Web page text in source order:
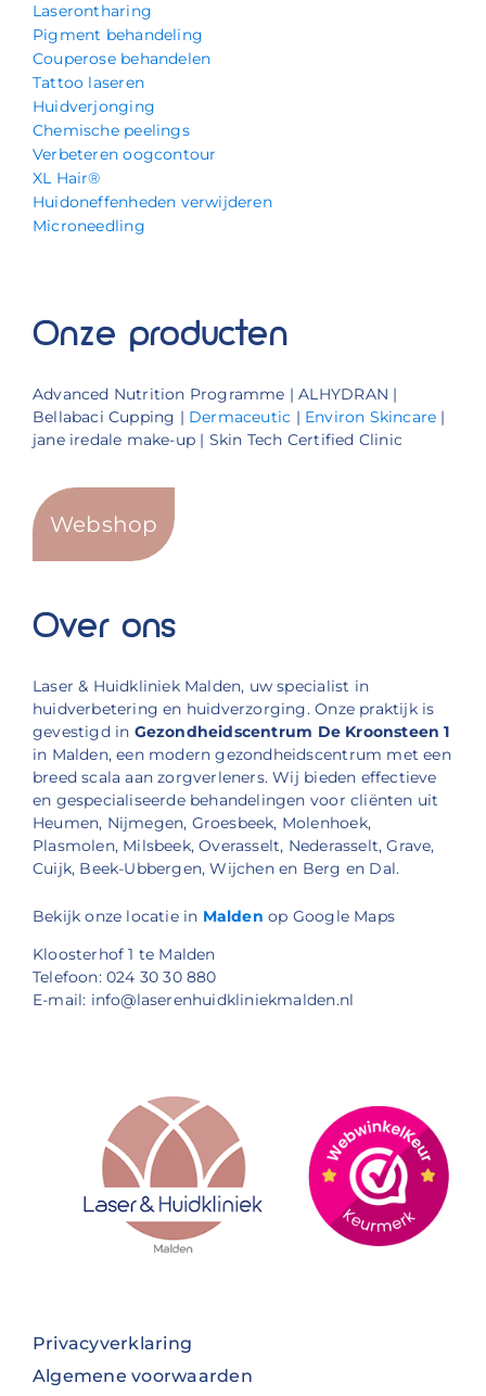
Laserontharing
Pigment behandeling
Couperose behandelen
Tattoo laseren
Huidverjonging
Chemische peelings
Verbeteren oogcontour
XL Hair®
Huidoneffenheden verwijderen
Microneedling
Onze producten
Advanced Nutrition Programme | ALHYDRAN |
Bellabaci Cupping | Dermaceutic | Environ Skincare |
jane iredale make-up | Skin Tech Certified Clinic
Webshop
Over ons
Laser & Huidkliniek Malden, uw specialist in
huidverbetering en huidverzorging. Onze praktijk is
gevestigd in Gezondheidscentrum De Kroonsteen 1
in Malden, een modern gezondheidscentrum met een
breed scala aan zorgverleners. Wij bieden effectieve
en gespecialiseerde behandelingen voor cliënten uit
Heumen, Nijmegen, Groesbeek, Molenhoek,
Plasmolen, Milsbeek, Overasselt, Nederasselt, Grave,
Cuijk, Beek-Ubbergen, Wijchen en Berg en Dal.
Bekijk onze locatie in Malden op Google Maps
Kloosterhof 1 te Malden
Telefoon: 024 30 30 880
E-mail: info@laserenhuidkliniekmalden.nl
Privacyverklaring
Algemene voorwaarden